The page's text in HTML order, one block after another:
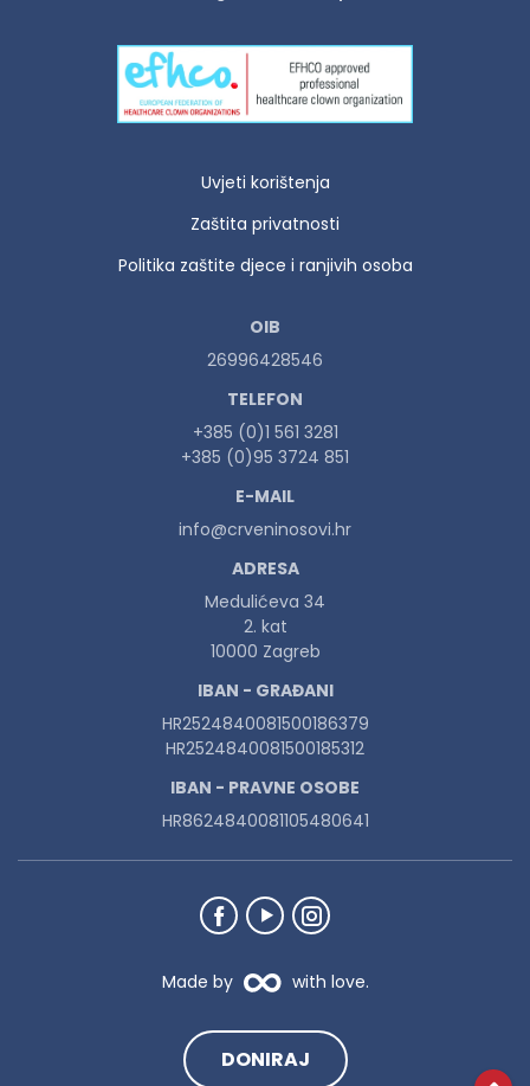
Uvjeti korištenja
Zaštita privatnosti
Politika zaštite djece i ranjivih osoba
OIB
26996428546
TELEFON
+385 (0)1 561 3281
+385 (0)95 3724 851
E-MAIL
info@crveninosovi.hr
ADRESA
Medulićeva 34
2. kat
10000 Zagreb
IBAN - GRAĐANI
HR2524840081500186379
HR2524840081500185312
IBAN - PRAVNE OSOBE
HR8624840081105480641
Made by with love.
DONIRAJ